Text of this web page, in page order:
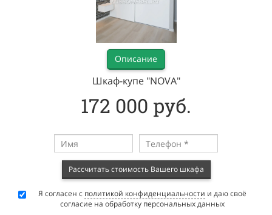
Описание
Шкаф-купе "NOVA"
172 000 руб.
Рассчитать стоимость Вашего шкафа
Я согласен с политикой конфиденциальности и даю своё
согласие на обработку персональных данных